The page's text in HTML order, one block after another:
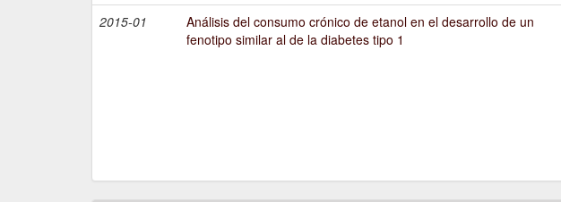
2015-01
Análisis del consumo crónico de etanol en el desarrollo de un
fenotipo similar al de la diabetes tipo 1